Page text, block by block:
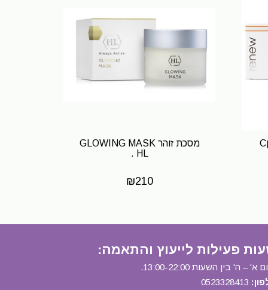
מסכת זוהר GLOWING MASK
HL .
₪210
פעילות לייעוץ והתאמה:
א' – ה' בין השעות 13:00-22:00.
0523328413